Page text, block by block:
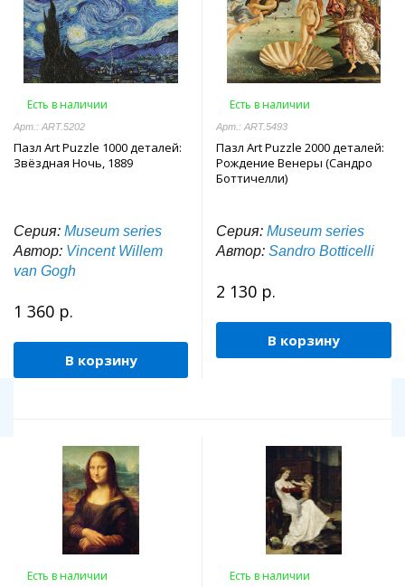
Есть в наличии
Арт.: ART.5202
Пазл Art Puzzle 1000 деталей:
Звёздная Ночь, 1889
Серия: Museum series
Автор: Vincent Willem
van Gogh
1 360 р.
В корзину
Есть в наличии
Арт.: ART.5493
Пазл Art Puzzle 2000 деталей:
Рождение Венеры (Сандро
Боттичелли)
Серия: Museum series
Автор: Sandro Botticelli
2 130 р.
В корзину
Есть в наличии Есть в наличии